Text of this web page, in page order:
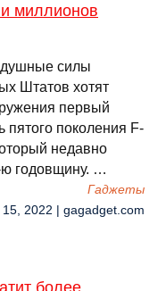
миллионов
силы
Штатов хотят
первый
пятого поколения F-
недавно
ю годовщину. …
Гаджеты
2022 | gagadget.com
более